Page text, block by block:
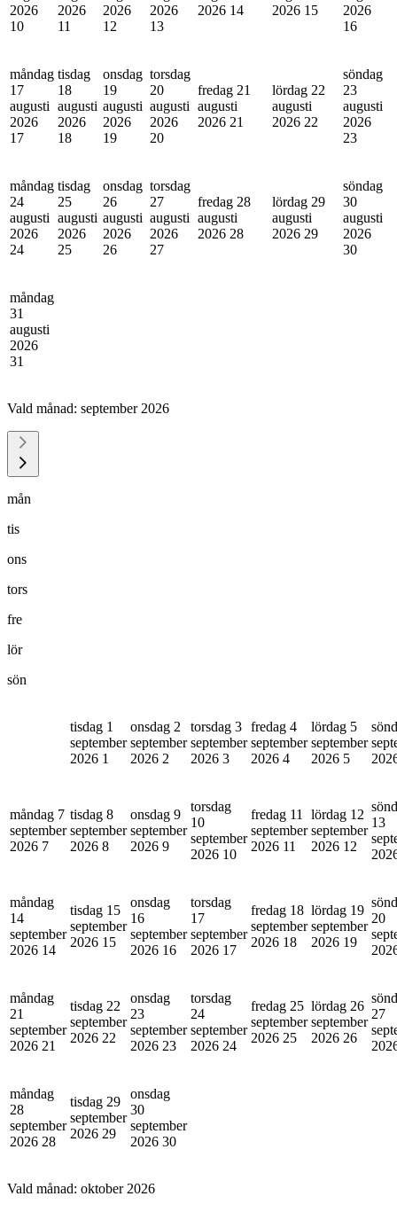
2026
10
2026
11
2026
12
2026
13
2026 14
2026 15
2026
16
måndag
17
augusti
2026
17
tisdag
18
augusti
2026
18
onsdag
19
augusti
2026
19
torsdag
20
augusti
2026
20
fredag 21
augusti
2026 21
lördag 22
augusti
2026 22
söndag
23
augusti
2026
23
måndag
24
augusti
2026
24
tisdag
25
augusti
2026
25
onsdag
26
augusti
2026
26
torsdag
27
augusti
2026
27
fredag 28
augusti
2026 28
lördag 29
augusti
2026 29
söndag
30
augusti
2026
30
måndag
31
augusti
2026
31
Vald månad: september 2026
mån
tis
ons
tors
fre
lör
sön
tisdag 1
september
2026 1
onsdag 2
september
2026 2
torsdag 3
september
2026 3
fredag 4
september
2026 4
lördag 5
september
2026 5
måndag 7
september
2026 7
tisdag 8
september
2026 8
onsdag 9
september
2026 9
torsdag
10
september
2026 10
fredag 11
september
2026 11
lördag 12
september
2026 12
13
måndag
14
september
2026 14
tisdag 15
september
2026 15
onsdag
16
september
2026 16
torsdag
17
september
2026 17
fredag 18
september
2026 18
lördag 19
september
2026 19
20
måndag
21
september
2026 21
tisdag 22
september
2026 22
onsdag
23
september
2026 23
torsdag
24
september
2026 24
fredag 25
september
2026 25
lördag 26
september
2026 26
27
måndag
28
september
2026 28
tisdag 29
september
2026 29
onsdag
30
september
2026 30
Vald månad: oktober 2026